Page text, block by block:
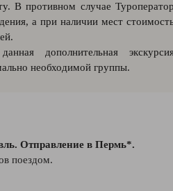
В противном случае
а при наличии мест
дополнительная
необходимой группы.
Отправление в Пермь*.
поездом.